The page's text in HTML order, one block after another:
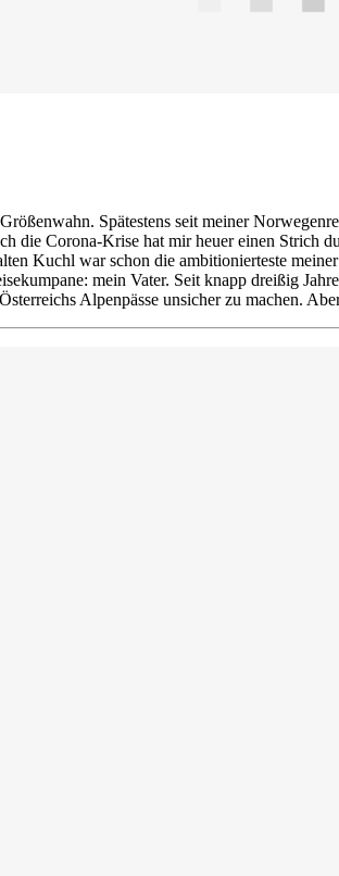
Spätestens seit meiner
die Corona-Krise hat mir heuer einen
Kuchl war schon die ambitionierteste
mein Vater. Seit knapp dreißig
Alpenpässe unsicher zu machen.